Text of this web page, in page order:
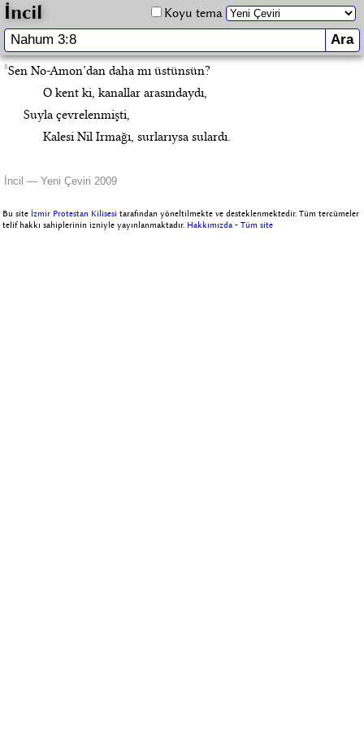
İncil Koyu tema
8Sen No-Amon’dan daha mı üstünsün?
O kent ki, kanallar arasındaydı,
Suyla çevrelenmişti,
Kalesi Nil Irmağı, surlarıysa sulardı.
İncil — Yeni Çeviri 2009
Bu site İzmir Protestan Kilisesi tarafından yöneltilmekte ve desteklenmektedir. Tüm tercümeler
telif hakkı sahiplerinin izniyle yayınlanmaktadır. Hakkımızda -Tüm site